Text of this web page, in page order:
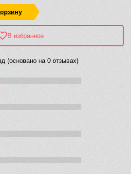
В избранное
(основано на 0 отзывах)